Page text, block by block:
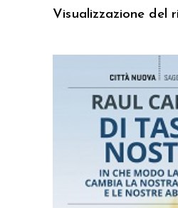
Visualizzazione del